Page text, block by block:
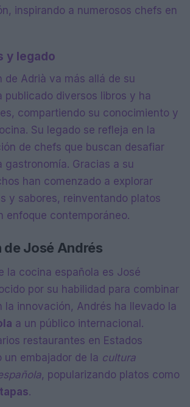
inspirando a numerosos chefs en
y legado
de Adrià va más allá de su
publicado diversos libros y ha
compartiendo su conocimiento y
Su legado se refleja en la
de chefs que buscan desafiar
gastronomía. Gracias a su
han comenzado a explorar
y sabores, reinventando platos
enfoque contemporáneo.
José Andrés
la cocina española es José
por su habilidad para combinar
la innovación, Andrés ha llevado la
a un público internacional.
restaurantes en Estados
un embajador de la cultura
, popularizando platos como
tapas.